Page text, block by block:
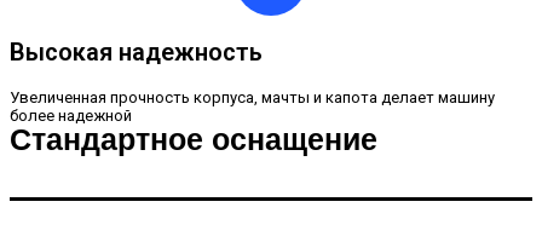
Высокая надежность
Увеличенная прочность корпуса, мачты и капота делает машину
более надежной
Стандартное оснащение